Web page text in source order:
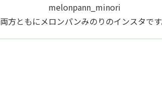
melonpann_minori
両方ともにメロンパンみのりのインスタです